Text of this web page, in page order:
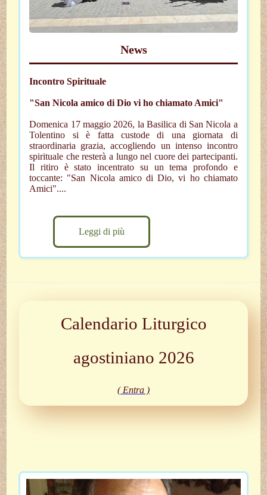
News
Incontro Spirituale
"San Nicola amico di Dio vi ho chiamato Amici"
Domenica 17 maggio 2026, la Basilica di San Nicola a
Tolentino si è fatta custode di una giornata di
straordinaria grazia, accogliendo un intenso incontro
spirituale che resterà a lungo nel cuore dei partecipanti.
Il ritiro è stato incentrato su un tema profondo e
toccante: "San Nicola amico di Dio, vi ho chiamato
Amici"....
Leggi di più
Calendario Liturgico
agostiniano 2026
( Entra )